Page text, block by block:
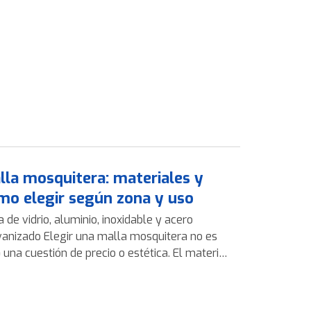
mosquitera: materiales y
elegir según zona y uso
de vidrio, aluminio, inoxidable y acero
una malla mosquitera no es
cuestión de precio o estética. El material,
mosquitera durará años… o dará